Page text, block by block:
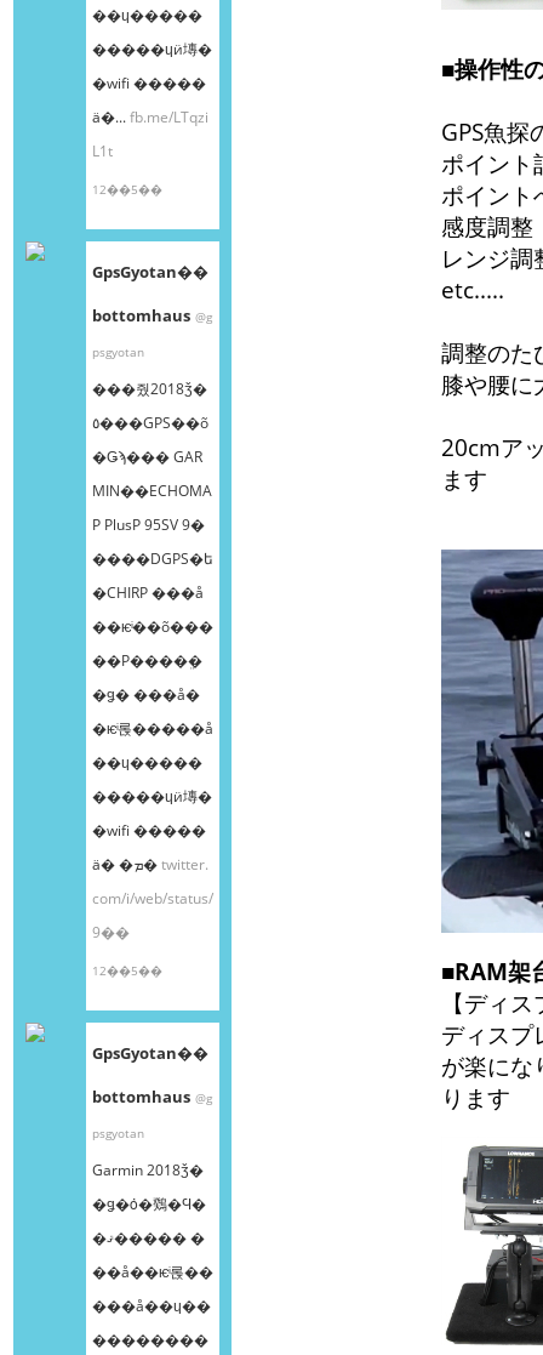
��ɥ�����
�����ɥӥ塼�
�wifi �����
ä�...fb.me/LTqzi
L1t
12��5��
GpsGyotan��
bottomhaus @g
psgyotan
���줬2018ǯ�
٥���GPS��õ
�Ǥϡ��� GAR
MIN��ECHOMA
P PlusP 95SV 9�
����DGPS�ե
�CHIRP ���å
��ѥͥ��õ���
��Ρ����ܸ�
�ǥ� ���å�
�ѥͥ롡�����å
��ɥ�����
�����ɥӥ塼�
�wifi �����
ä� �ܡ�twitter.
com/i/web/status/
9��
12��5��
GpsGyotan��
bottomhaus @g
psgyotan
Garmin 2018ǯ�
�ǥ�ȯ�䳫�Ϥ�
�ޤ����� �
��å��ѥͥ롡��
���å��ɥ��
��������
■操作性
GPS魚探
ポイント
ポイント
感度調整
レンジ調
etc.....
調整のた
膝や腰に
20cmア
ます
■RAM架
【ディ
ディスプ
が楽にな
ります